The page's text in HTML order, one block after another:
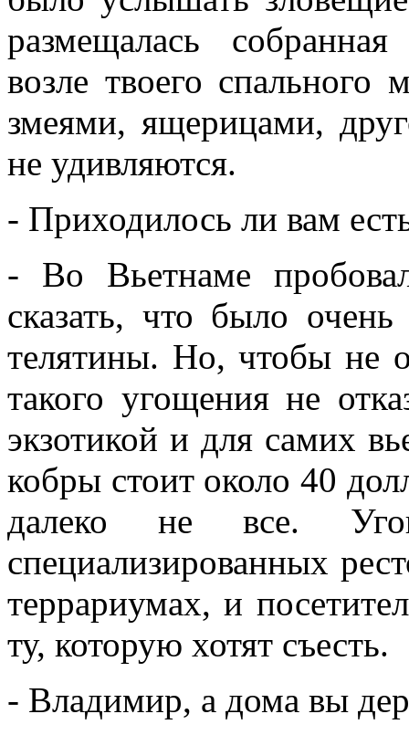
размещалась
возле твоего
змеями, ящерицами,
не удивляются.
- Приходилось ли вам
- Во Вьетнаме
сказать, что было
телятины. Но, чтобы не
такого угощения не
экзотикой и для самих
кобры стоит около 40
далеко не все.
специализированных
террариумах, и
ту, которую хотят съесть.
- Владимир, а дома вы